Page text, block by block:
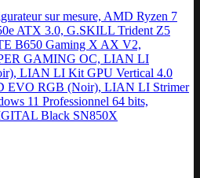
sur mesure, AMD Ryzen 7
ATX 3.0, G.SKILL Trident Z5
B650 Gaming X AX V2,
GAMING OC, LIAN LI
LIAN LI Kit GPU Vertical 4.0
EVO RGB (Noir), LIAN LI Strimer
11 Professionnel 64 bits,
Black SN850X